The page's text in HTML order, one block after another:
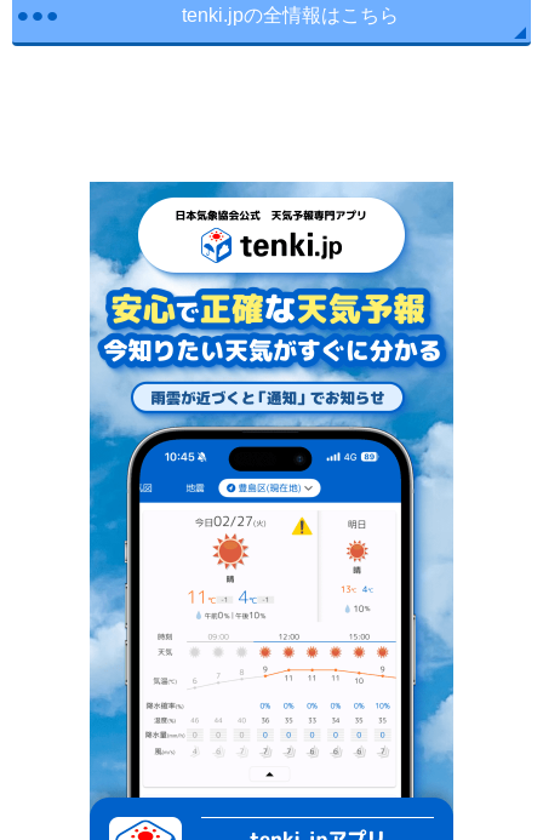
tenki.jpの全情報はこちら